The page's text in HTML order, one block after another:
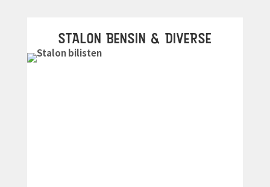
STALON BENSIN & DIVERSE